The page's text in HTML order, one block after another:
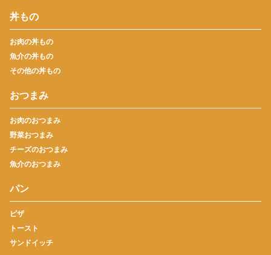
丼もの
お肉の丼もの
魚介の丼もの
その他の丼もの
おつまみ
お肉のおつまみ
野菜おつまみ
チーズのおつまみ
魚介のおつまみ
パン
ピザ
トースト
サンドイッチ